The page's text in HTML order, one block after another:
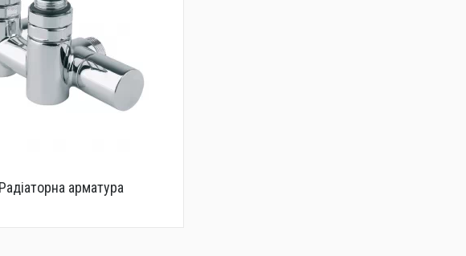
Радіаторна арматура